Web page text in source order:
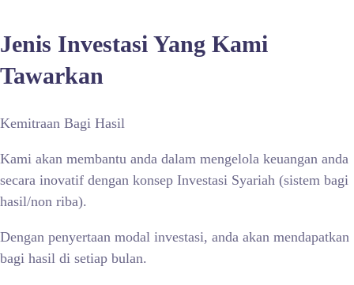
Jenis Investasi Yang Kami
Tawarkan
Kemitraan Bagi Hasil
Kami akan membantu anda dalam mengelola keuangan anda
secara inovatif dengan konsep Investasi Syariah (sistem bagi
hasil/non riba).
Dengan penyertaan modal investasi, anda akan mendapatkan
bagi hasil di setiap bulan.